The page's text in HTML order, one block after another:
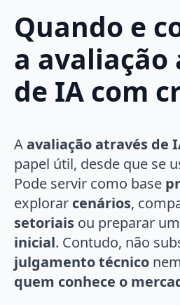
Quando e
a avaliação
de IA com
Aavaliação através de
papel útil, desde que se
Pode servir como base
explorar cenários,
setoriais ou preparar um
inicial. Contudo, não
julgamento técnico
quem conhece o